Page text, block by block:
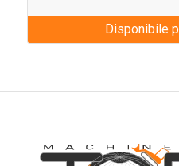
Disponibile